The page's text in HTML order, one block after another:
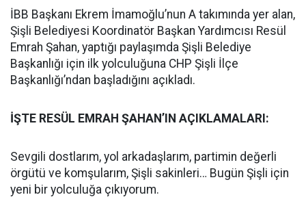
İBB Başkanı Ekrem İmamoğlu’nun A takımında yer alan,
Şişli Belediyesi Koordinatör Başkan Yardımcısı Resül
Emrah Şahan, yaptığı paylaşımda Şişli Belediye
Başkanlığı için ilk yolculuğuna CHP Şişli İlçe
Başkanlığı’ndan başladığını açıkladı.
İŞTE RESÜL EMRAH ŞAHAN’IN AÇIKLAMALARI:
Sevgili dostlarım, yol arkadaşlarım, partimin değerli
örgütü ve komşularım, Şişli sakinleri… Bugün Şişli için
yeni bir yolculuğa çıkıyorum.